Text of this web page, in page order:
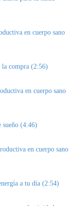
en cuerpo sano
compra (2:56)
en cuerpo sano
sueño (4:46)
en cuerpo sano
a tu día (2:54)